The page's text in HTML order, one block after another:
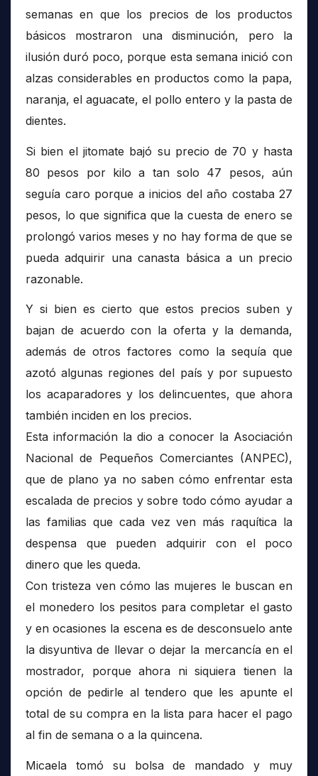
semanas en que los precios de los productos
básicos mostraron una disminución, pero la
ilusión duró poco, porque esta semana inició con
alzas considerables en productos como la papa,
naranja, el aguacate, el pollo entero y la pasta de
dientes.
Si bien el jitomate bajó su precio de 70 y hasta
80 pesos por kilo a tan solo 47 pesos, aún
seguía caro porque a inicios del año costaba 27
pesos, lo que significa que la cuesta de enero se
prolongó varios meses y no hay forma de que se
pueda adquirir una canasta básica a un precio
razonable.
Y si bien es cierto que estos precios suben y
bajan de acuerdo con la oferta y la demanda,
además de otros factores como la sequía que
azotó algunas regiones del país y por supuesto
los acaparadores y los delincuentes, que ahora
también inciden en los precios.
Esta información la dio a conocer la Asociación
Nacional de Pequeños Comerciantes (ANPEC),
que de plano ya no saben cómo enfrentar esta
escalada de precios y sobre todo cómo ayudar a
las familias que cada vez ven más raquítica la
despensa que pueden adquirir con el poco
dinero que les queda.
Con tristeza ven cómo las mujeres le buscan en
el monedero los pesitos para completar el gasto
y en ocasiones la escena es de desconsuelo ante
la disyuntiva de llevar o dejar la mercancía en el
mostrador, porque ahora ni siquiera tienen la
opción de pedirle al tendero que les apunte el
total de su compra en la lista para hacer el pago
al fin de semana o a la quincena.
Micaela tomó su bolsa de mandado y muy